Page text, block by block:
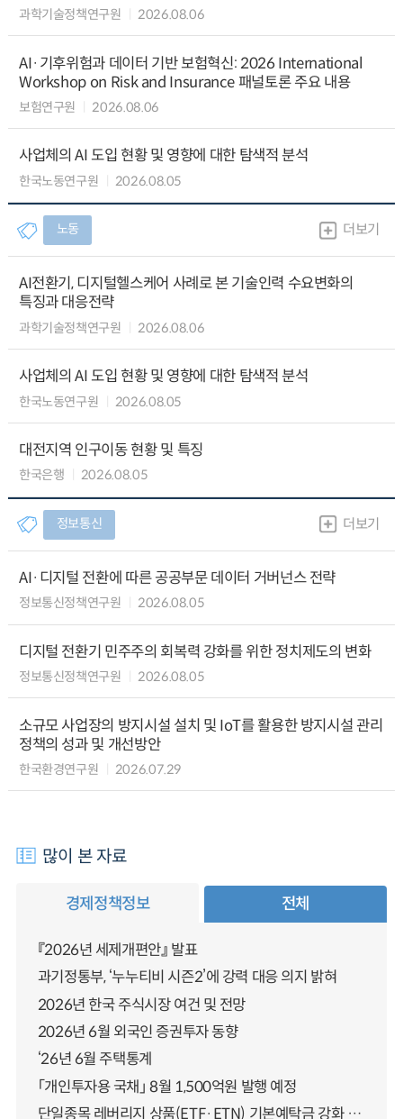
과학기술정책연구원 2026.08.06
AI·기후위험과 데이터 기반 보험혁신: 2026 International
Workshop on Risk and Insurance 패널토론 주요 내용
보험연구원 2026.08.06
사업체의 AI 도입 현황 및 영향에 대한 탐색적 분석
한국노동연구원 2026.08.05
노동 더보기
AI전환기, 디지털헬스케어 사례로 본 기술인력 수요변화의
특징과 대응전략
과학기술정책연구원 2026.08.06
사업체의 AI 도입 현황 및 영향에 대한 탐색적 분석
한국노동연구원 2026.08.05
대전지역 인구이동 현황 및 특징
한국은행 2026.08.05
정보통신 더보기
AI·디지털 전환에 따른 공공부문 데이터 거버넌스 전략
정보통신정책연구원 2026.08.05
디지털 전환기 민주주의 회복력 강화를 위한 정치제도의 변화
정보통신정책연구원 2026.08.05
소규모 사업장의 방지시설 설치 및 IoT를 활용한 방지시설 관리
정책의 성과 및 개선방안
한국환경연구원 2026.07.29
많이 본 자료
경제정책정보 전체
『2026년 세제개편안』 발표
과기정통부, ‘누누티비 시즌2’에 강력 대응 의지 밝혀
2026년 한국 주식시장 여건 및 전망
2026년 6월 외국인 증권투자 동향
‘26년 6월 주택통계
「개인투자용 국채」 8월 1,500억원 발행 예정
단일종목 레버리지 상품(ETF·ETN) 기본예탁금 강화 조기시행 방안 안내